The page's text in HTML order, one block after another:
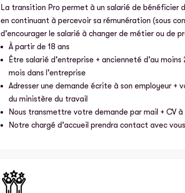
La transition Pro permet à un salarié de bénéficier
en continuant à percevoir sa rémunération (sous
d’encourager le salarié à changer de métier ou de
À partir de 18 ans
Être salarié d’entreprise + ancienneté d’au
mois dans l’entreprise
Adresser une demande écrite à son employeur +
du ministère du travail
Nous transmettre votre demande par mail + CV
Notre chargé d’accueil prendra contact avec